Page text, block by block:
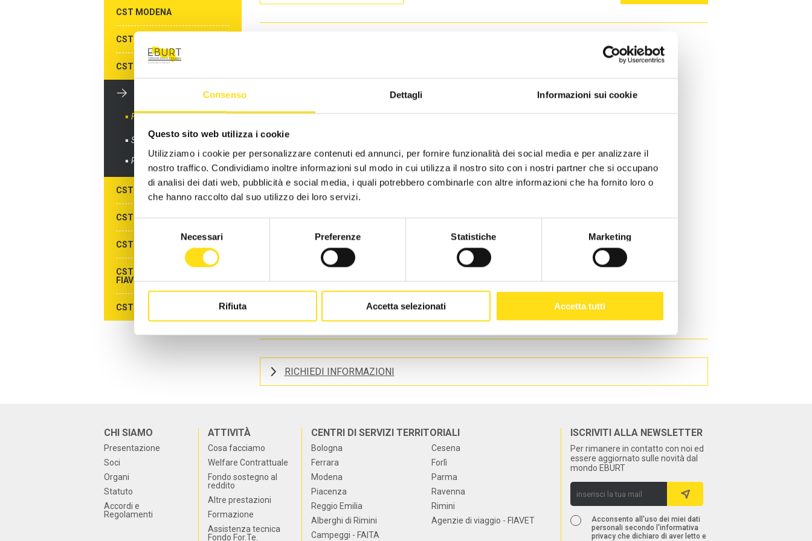
Consenso Dettagli Informazioni sui cookie
Questo sito web utilizza i cookie
Utilizziamo i cookie per personalizzare contenuti ed annunci, per fornire funzionalità dei social media e per analizzare il
nostro traffico. Condividiamo inoltre informazioni sul modo in cui utilizza il nostro sito con i nostri partner che si occupano
di analisi dei dati web, pubblicità e social media, i quali potrebbero combinarle con altre informazioni che ha fornito loro o
che hanno raccolto dal suo utilizzo dei loro servizi.
Necessari Preferenze Statistiche Marketing
Rifiuta Accetta selezionati Accetta tutti
CST Piacenza
CST Reggio Emilia
CST Agenzie di viaggio - FIAVET
CST Campeggi - FAITA
2019
2017
CST MODENA
CST PARMA
CST PIACENZA
Formazione gratuita
Sportelli informativi
Richiedi info
CST REGGIO EMILIA
CST RIMINI
CST ALBERGHI DI RIMINI
CST AGENZIE DI VIAGGIO -
FIAVET
CST CAMPEGGI - FAITA
INFORMAZIONI UTILI:
SOCIAL MEDIA STRATEGY
DIMENSIONE DEL CAMBIAMENTO
DIVERSE COMMUNITY PER DIVERSI OBIETTIVI
SOCIAL MEDIA CASE STUDIES
GESTIONE DEI SOCIAL
CRISIS MANAGEMENT
GOVERNARE LE DINAMICITA' DEI SOCIAL
RICHIEDI INFORMAZIONI
CHI SIAMO
Presentazione
Soci
Organi
Statuto
Accordi e
Regolamenti
ATTIVITÀ
Cosa facciamo
Welfare Contrattuale
Fondo sostegno al
reddito
Altre prestazioni
Formazione
Assistenza tecnica
Fondo For.Te.
CENTRI DI SERVIZI TERRITORIALI
Bologna
Cesena
Ferrara
Forlì
Modena
Parma
Piacenza
Ravenna
Reggio Emilia
Rimini
Alberghi di Rimini
Agenzie di viaggio - FIAVET
Campeggi - FAITA
ISCRIVITI ALLA NEWSLETTER
Per rimanere in contatto con noi ed
essere aggiornato sulle novità dal
mondo EBURT
Acconsento all'uso dei miei dati
personali secondo l'informativa
privacy che dichiaro di aver letto e